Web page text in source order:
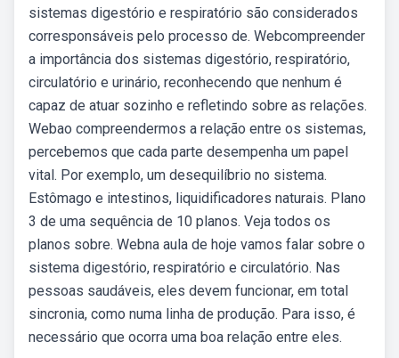
sistemas digestório e respiratório são considerados
corresponsáveis pelo processo de. Webcompreender
a importância dos sistemas digestório, respiratório,
circulatório e urinário, reconhecendo que nenhum é
capaz de atuar sozinho e refletindo sobre as relações.
Webao compreendermos a relação entre os sistemas,
percebemos que cada parte desempenha um papel
vital. Por exemplo, um desequilíbrio no sistema.
Estômago e intestinos, liquidificadores naturais. Plano
3 de uma sequência de 10 planos. Veja todos os
planos sobre. Webna aula de hoje vamos falar sobre o
sistema digestório, respiratório e circulatório. Nas
pessoas saudáveis, eles devem funcionar, em total
sincronia, como numa linha de produção. Para isso, é
necessário que ocorra uma boa relação entre eles.